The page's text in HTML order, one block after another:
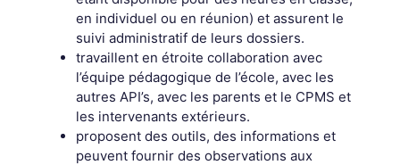
en individuel ou en réunion) et assurent le
suivi administratif de leurs dossiers.
travaillent en étroite collaboration avec
l’équipe pédagogique de l’école, avec les
autres API’s, avec les parents et le CPMS et
les intervenants extérieurs.
proposent des outils, des informations et
peuvent fournir des observations aux